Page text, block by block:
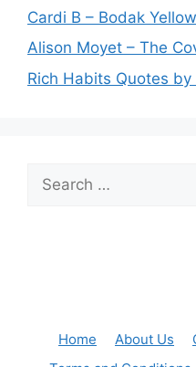
Cardi B – Bodak
Alison Moyet – The
Rich Habits Quotes
for:
Home About Us